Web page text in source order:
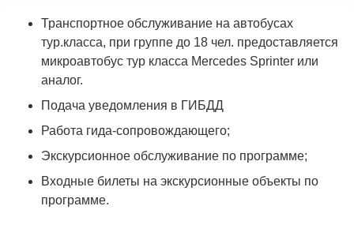
Транспортное обслуживание на автобусах
тур.класса, при группе до 18 чел. предоставляется
микроавтобус тур класса Mercedes Sprinter или
аналог.
Подача уведомления в ГИБДД
Работа гида-сопровождающего;
Экскурсионное обслуживание по программе;
Входные билеты на экскурсионные объекты по
программе.